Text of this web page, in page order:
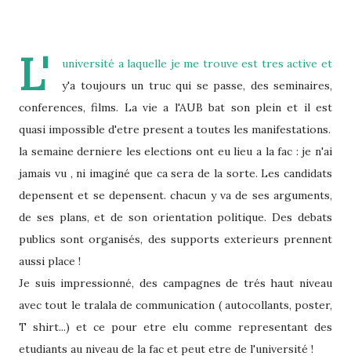
L'
université a laquelle je me trouve est tres active et
y'a toujours un truc qui se passe, des seminaires,
conferences, films. La vie a l'AUB bat son plein et il est
quasi impossible d'etre present a toutes les manifestations.
la semaine derniere les elections ont eu lieu a la fac : je n'ai
jamais vu , ni imaginé que ca sera de la sorte. Les candidats
depensent et se depensent. chacun y va de ses arguments,
de ses plans, et de son orientation politique. Des debats
publics sont organisés, des supports exterieurs prennent
aussi place !
Je suis impressionné, des campagnes de trés haut niveau
avec tout le tralala de communication ( autocollants, poster,
T shirt...) et ce pour etre elu comme representant des
etudiants au niveau de la fac et peut etre de l'université !